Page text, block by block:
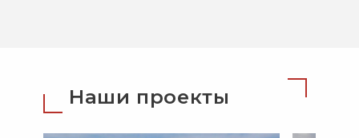
Наши проекты